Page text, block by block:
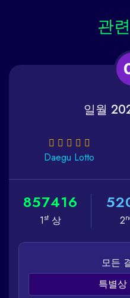
관련
일월
Daegu Lotto
857416
1st상
52
2
모든
특별